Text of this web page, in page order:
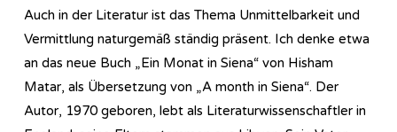
Auch in der Literatur ist das Thema Unmittelbarkeit und
Vermittlung naturgemäß ständig präsent. Ich denke etwa
an das neue Buch „Ein Monat in Siena“ von Hisham
Matar, als Übersetzung von „A month in Siena“. Der
Autor, 1970 geboren, lebt als Literaturwissenschaftler in